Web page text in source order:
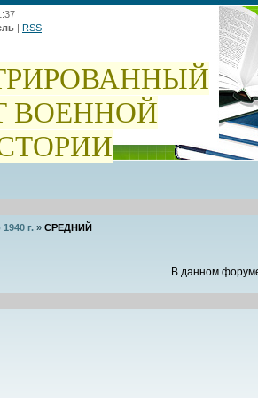
| RSS
ВОЕННОЙ
1940 г. » СРЕДНИЙ
В данном